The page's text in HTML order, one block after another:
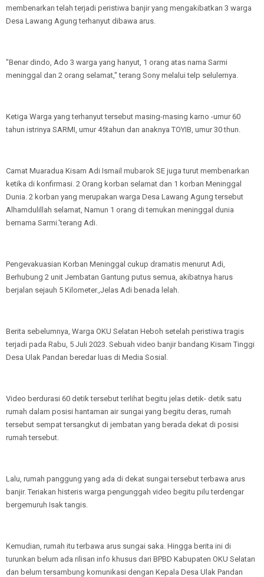
membenarkan telah terjadi peristiwa banjir yang mengakibatkan 3 warga
Desa Lawang Agung terhanyut dibawa arus.
"Benar dindo, Ado 3 warga yang hanyut, 1 orang atas nama Sarmi
meninggal dan 2 orang selamat," terang Sony melalui telp selulernya.
Ketiga Warga yang terhanyut tersebut masing-masing karno -umur 60
tahun istrinya SARMI, umur 45tahun dan anaknya TOYIB, umur 30 thun.
Camat Muaradua Kisam Adi Ismail mubarok SE juga turut membenarkan
ketika di konfirmasi. 2 Orang korban selamat dan 1 korban Meninggal
Dunia. 2 korban yang merupakan warga Desa Lawang Agung tersebut
Alhamdulillah selamat, Namun 1 orang di temukan meninggal dunia
bernama Sarmi.'terang Adi.
Pengevakuasian Korban Meninggal cukup dramatis menurut Adi,
Berhubung 2 unit Jembatan Gantung putus semua, akibatnya harus
berjalan sejauh 5 Kilometer.,Jelas Adi benada lelah.
Berita sebelumnya, Warga OKU Selatan Heboh setelah peristiwa tragis
terjadi pada Rabu, 5 Juli 2023. Sebuah video banjir bandang Kisam Tinggi
Desa Ulak Pandan beredar luas di Media Sosial.
Video berdurasi 60 detik tersebut terlihat begitu jelas detik- detik satu
rumah dalam posisi hantaman air sungai yang begitu deras, rumah
tersebut sempat tersangkut di jembatan yang berada dekat di posisi
rumah tersebut.
Lalu, rumah panggung yang ada di dekat sungai tersebut terbawa arus
banjir. Teriakan histeris warga pengunggah video begitu pilu terdengar
bergemuruh Isak tangis.
Kemudian, rumah itu terbawa arus sungai saka. Hingga berita ini di
turunkan belum ada rilisan info khusus dari BPBD Kabupaten OKU Selatan
dan belum tersambung komunikasi dengan Kepala Desa Ulak Pandan